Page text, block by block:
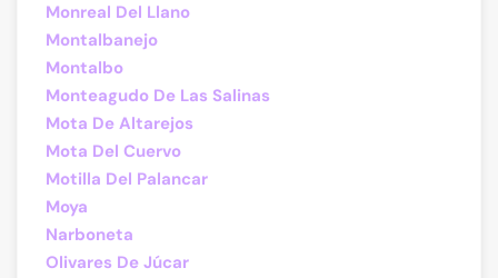
Monreal Del Llano
Montalbanejo
Montalbo
Monteagudo De Las Salinas
Mota De Altarejos
Mota Del Cuervo
Motilla Del Palancar
Moya
Narboneta
Olivares De Júcar